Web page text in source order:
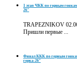
1 этап ЧКК по горным
26"
TRAPEZNIKOV
Пришли первые ...
Финал ККК по горным
горка-26"